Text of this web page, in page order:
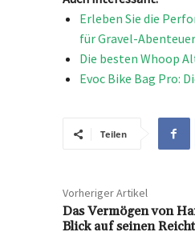
Erleben Sie die
für Gravel-Abenteuer
Die besten Whoop
Evoc Bike Bag Pro:
Teilen
Vorheriger Artikel
Das Vermögen von
Blick auf seinen